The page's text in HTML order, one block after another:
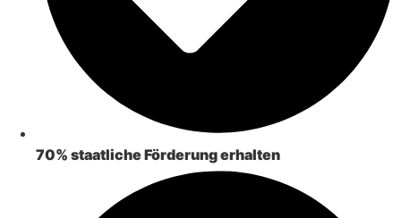
70% staatliche Förderung erhalten